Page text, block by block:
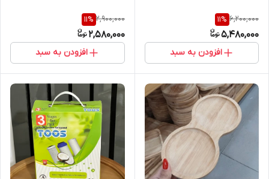
6,200,000
11%
5,480,000
افزودن به سبد
2,900,000
11%
2,580,000
افزودن به سبد